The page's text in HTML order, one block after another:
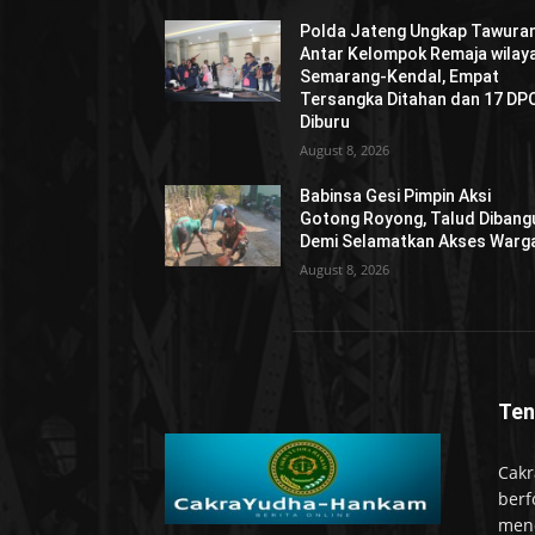
Polda Jateng Ungkap
Antar Kelompok Remaja
Semarang-Kendal, Empat
Tersangka Ditahan dan 17
Diburu
August 8, 2026
Babinsa Gesi Pimpin Aksi
Gotong Royong, Talud
Demi Selamatkan Akses
August 8, 2026